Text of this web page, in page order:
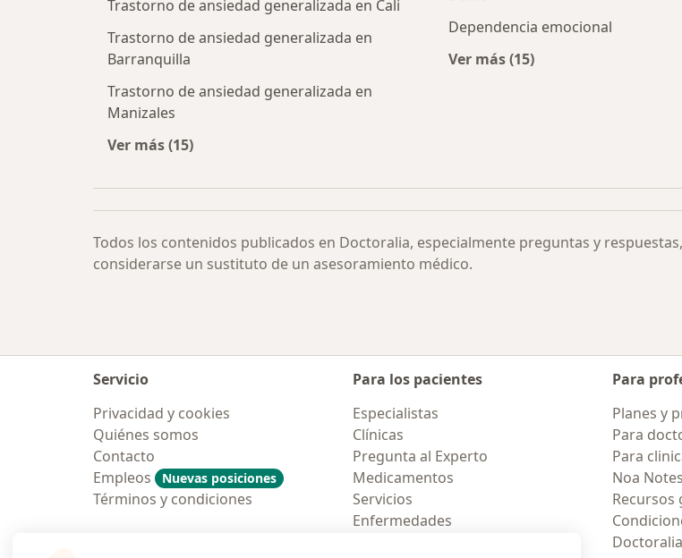
Trastorno de ansiedad generalizada en Cali
Trastorno de ansiedad generalizada en
Barranquilla
Trastorno de ansiedad generalizada en
Manizales
Ver más (15)
Dependencia emocional
Ver más (15)
Todos los contenidos publicados en Doctoralia, especialmente preguntas y
considerarse un sustituto de un asesoramiento médico.
Servicio
Privacidad y cookies
Quiénes somos
Contacto
Empleos
Nuevas posiciones
Términos y condiciones
Para los pacientes
Especialistas
Clínicas
Pregunta al Experto
Medicamentos
Servicios
Enfermedades
Para
Planes y
Para
Para
Noa Notes
Doctoralia